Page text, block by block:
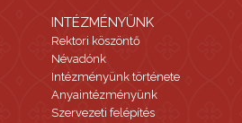
INTÉZMÉNYÜNK
Rektori köszöntő
Névadónk
Intézményünk története
Anyaintézményünk
Szervezeti felépítés